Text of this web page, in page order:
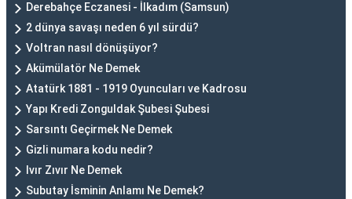
Derebahçe Eczanesi - İlkadım (Samsun)
2 dünya savaşı neden 6 yıl sürdü?
Voltran nasıl dönüşüyor?
Akümülatör Ne Demek
Atatürk 1881 - 1919 Oyuncuları ve Kadrosu
Yapı Kredi Zonguldak Şubesi Şubesi
Sarsıntı Geçirmek Ne Demek
Gizli numara kodu nedir?
Ivır Zıvır Ne Demek
Subutay İsminin Anlamı Ne Demek?